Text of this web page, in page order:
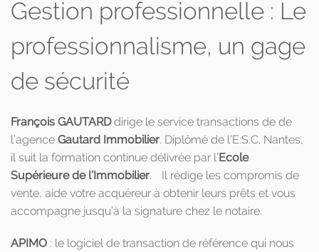
Gestion professionnelle : Le
professionnalisme, un gage
de sécurité
François GAUTARDdirige le service transactions de de
l’agence Gautard Immobilier. Diplômé de l’E.S.C. Nantes,
il suit la formation continue délivrée par l’Ecole
Supérieure de l’Immobilier. Il rédige les compromis de
vente, aide votre acquéreur à obtenir leurs prêts et vous
accompagne jusqu’à la signature chez le notaire.
APIMO : le logiciel de transaction de référence qui nous